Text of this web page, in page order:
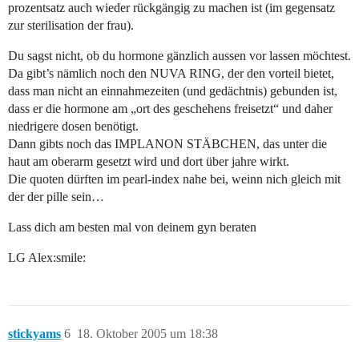
prozentsatz auch wieder rückgängig zu machen ist (im gegensatz
zur sterilisation der frau).
Du sagst nicht, ob du hormone gänzlich aussen vor lassen möchtest.
Da gibt’s nämlich noch den NUVA RING, der den vorteil bietet,
dass man nicht an einnahmezeiten (und gedächtnis) gebunden ist,
dass er die hormone am „ort des geschehens freisetzt“ und daher
niedrigere dosen benötigt.
Dann gibts noch das IMPLANON STÄBCHEN, das unter die
haut am oberarm gesetzt wird und dort über jahre wirkt.
Die quoten dürften im pearl-index nahe bei, weinn nich gleich mit
der der pille sein…
Lass dich am besten mal von deinem gyn beraten
LG Alex:smile:
stickyams 18. Oktober 2005 um 18:38
6